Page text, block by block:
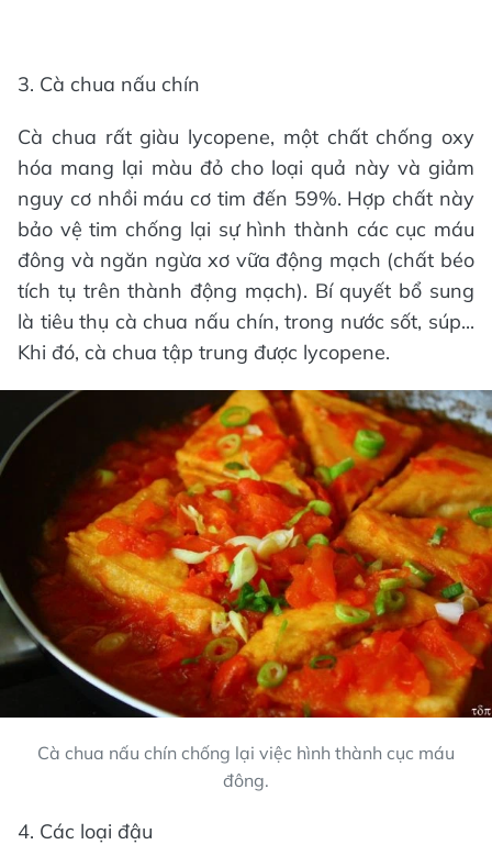
3. Cà chua nấu chín
Cà chua rất giàu lycopene, một chất chống oxy
hóa mang lại màu đỏ cho loại quả này và giảm
nguy cơ nhồi máu cơ tim đến 59%. Hợp chất này
bảo vệ tim chống lại sự hình thành các cục máu
đông và ngăn ngừa xơ vữa động mạch (chất béo
tích tụ trên thành động mạch). Bí quyết bổ sung
là tiêu thụ cà chua nấu chín, trong nước sốt, súp...
Khi đó, cà chua tập trung được lycopene.
Cà chua nấu chín chống lại việc hình thành cục máu
đông.
4. Các loại đậu